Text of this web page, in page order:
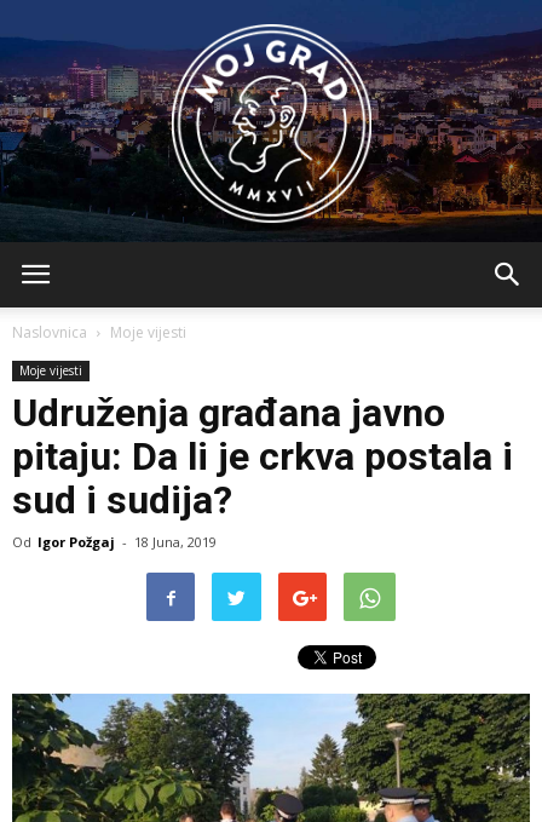
Naslovnica Moje vijesti
Moje vijesti
Udruženja građana javno
pitaju: Da li je crkva postala i
sud i sudija?
Od Igor Požgaj - 18 Juna, 2019